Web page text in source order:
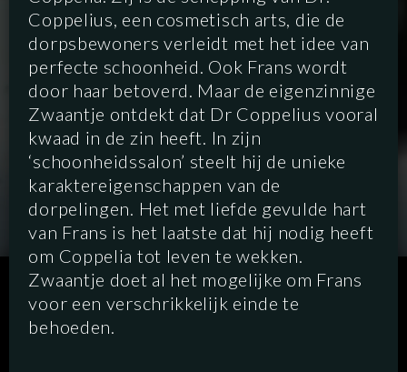
SCRIPTED HYBRID ANIMATION
Coppelius, een cosmetisch arts, die de
dorpsbewoners verleidt met het idee van
perfecte schoonheid. Ook Frans wordt
door haar betoverd. Maar de eigenzinnige
Zwaantje ontdekt dat Dr Coppelius vooral
kwaad in de zin heeft. In zijn
‘schoonheidssalon’ steelt hij de unieke
karaktereigenschappen van de
dorpelingen. Het met liefde gevulde hart
van Frans is het laatste dat hij nodig heeft
om Coppelia tot leven te wekken.
Zwaantje doet al het mogelijke om Frans
voor een verschrikkelijk einde te
behoeden.